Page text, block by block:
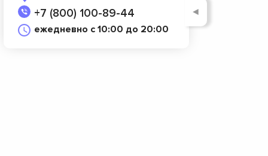
+7 (800) 100-89-44
ежедневно с 10:00 до 20:00
◄